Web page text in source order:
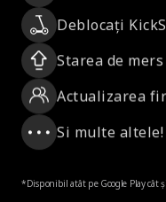
Deblocați
Starea de
Actualizarea
Si multe altele!
*Disponibil atât pe Google Play cât